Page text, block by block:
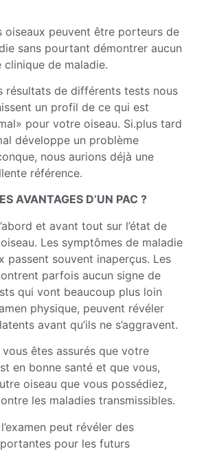
oiseaux peuvent être porteurs de
sans pourtant démontrer aucun
clinique de maladie.
résultats de différents tests nous
un profil de ce qui est
pour votre oiseau. Si.plus tard
développe un problème
nous aurions déjà une
référence.
AVANTAGES D’UN PAC ?
et avant tout sur l’état de
Les symptômes de maladie
passent souvent inaperçus. Les
parfois aucun signe de
qui vont beaucoup plus loin
physique, peuvent révéler
avant qu’ils ne s’aggravent.
êtes assurés que votre
en bonne santé et que vous,
oiseau que vous possédiez,
les maladies transmissibles.
peut révéler des
pour les futurs